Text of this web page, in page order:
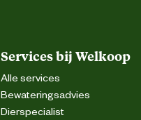
Services bij Welkoop
Alle services
Bewateringsadvies
Dierspecialist